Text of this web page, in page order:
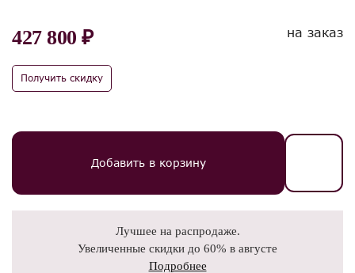
427 800 ₽
Получить скидку
на заказ
Добавить в корзину
Лучшее на распродаже.
Увеличенные скидки до 60% в августе
Подробнее